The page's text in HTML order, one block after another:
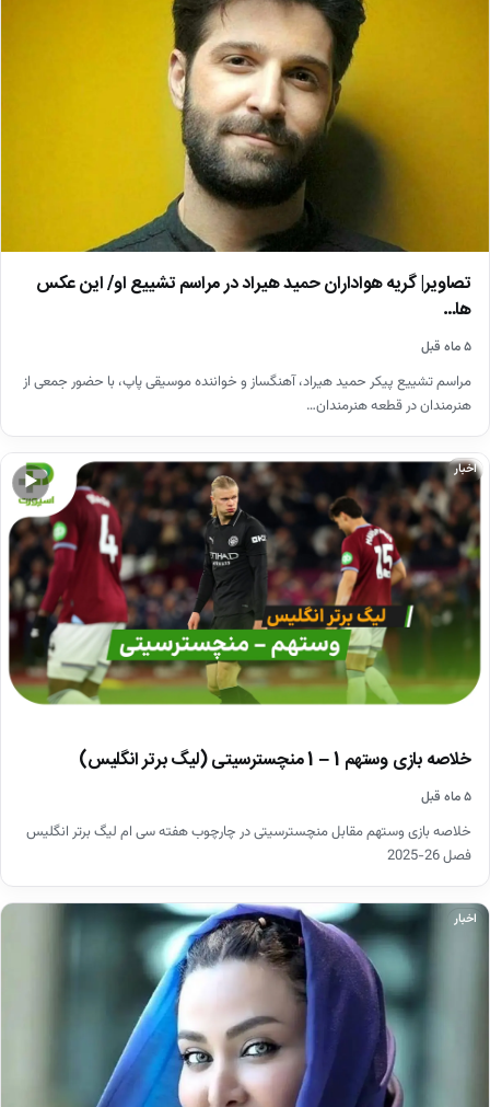
تصاویر| گریه هواداران حمید هیراد در مراسم تشییع او/ این عکس
ها…
۵ ماه قبل
مراسم تشییع پیکر حمید هیراد، آهنگساز و خواننده موسیقی پاپ، با حضور جمعی از
هنرمندان در قطعه هنرمندان…
▶
اخبار
خلاصه بازی وستهم 1 – 1 منچسترسیتی (لیگ برتر انگلیس)
۵ ماه قبل
خلاصه بازی وستهم مقابل منچسترسیتی در چارچوب هفته سی ام لیگ برتر انگلیس
فصل 26-2025
اخبار